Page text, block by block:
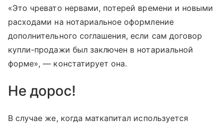
«Это чревато нервами, потерей времени и новыми
расходами на нотариальное оформление
дополнительного соглашения, если сам договор
купли-продажи был заключен в нотариальной
форме», — констатирует она.
Не дорос!
В случае же, когда маткапитал используется